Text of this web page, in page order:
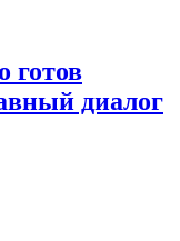
готов
диалог